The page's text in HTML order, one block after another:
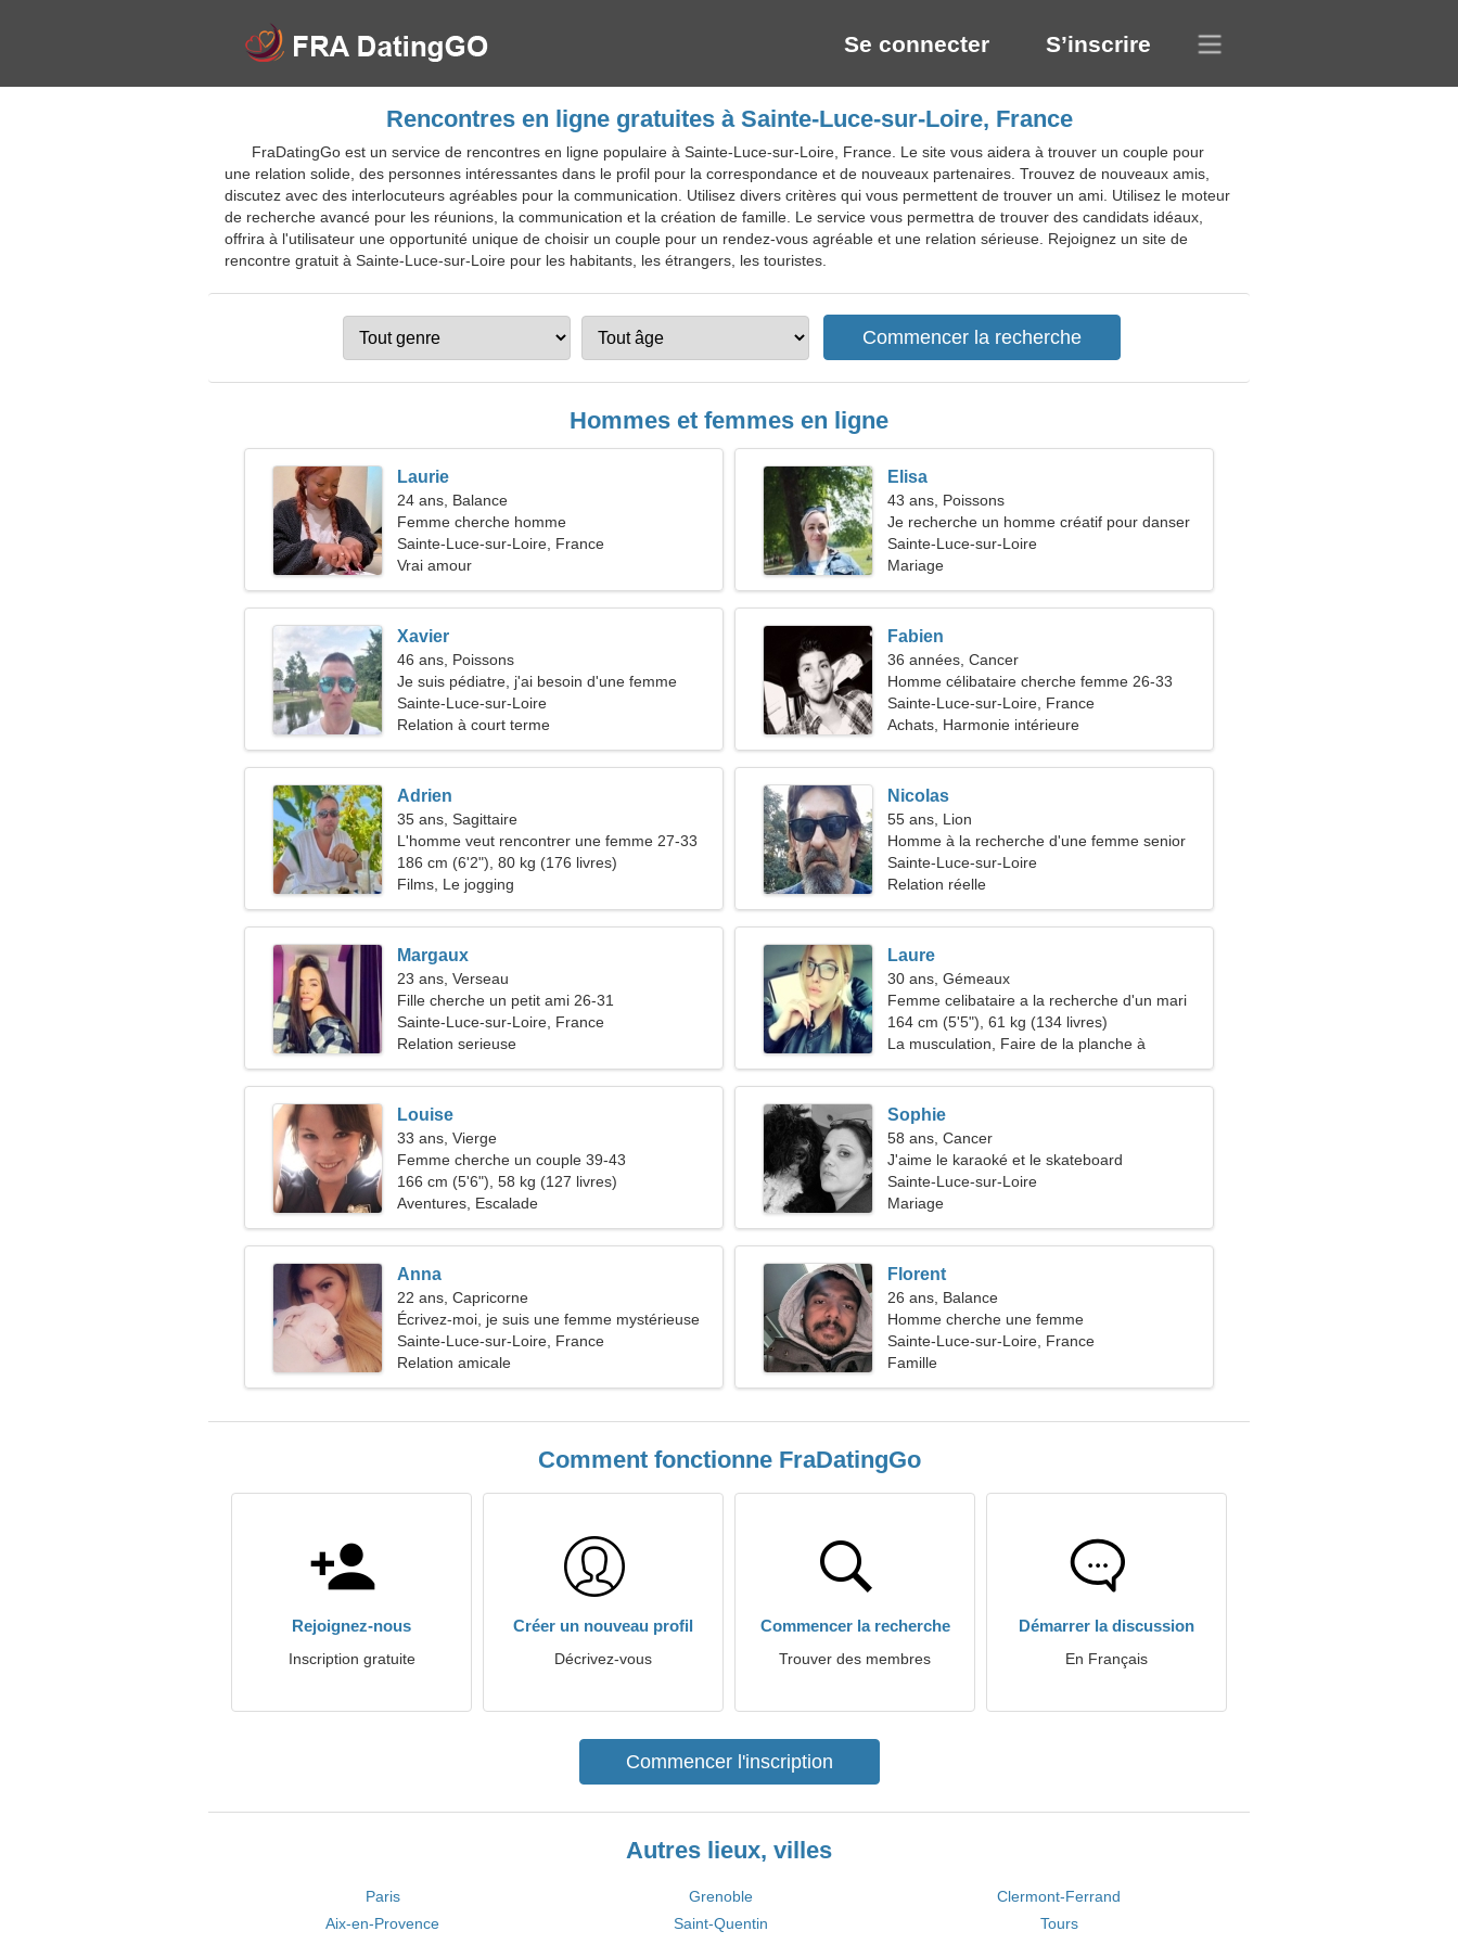
Se connecter S’inscrire
Rencontres en ligne gratuites à Sainte-Luce-sur-Loire, France
FraDatingGo est un service de rencontres en ligne populaire à Sainte-Luce-sur-Loire, France. Le site vous aidera à trouver un couple pour
une relation solide, des personnes intéressantes dans le profil pour la correspondance et de nouveaux partenaires. Trouvez de nouveaux amis,
discutez avec des interlocuteurs agréables pour la communication. Utilisez divers critères qui vous permettent de trouver un ami. Utilisez le moteur
de recherche avancé pour les réunions, la communication et la création de famille. Le service vous permettra de trouver des candidats idéaux,
offrira à l'utilisateur une opportunité unique de choisir un couple pour un rendez-vous agréable et une relation sérieuse. Rejoignez un site de
rencontre gratuit à Sainte-Luce-sur-Loire pour les habitants, les étrangers, les touristes.
Hommes et femmes en ligne
Laurie
24 ans, Balance
Femme cherche homme
Sainte-Luce-sur-Loire, France
Vrai amour
Elisa
43 ans, Poissons
Je recherche un homme créatif pour danser
Sainte-Luce-sur-Loire
Mariage
Xavier
46 ans, Poissons
Je suis pédiatre, j'ai besoin d'une femme
joyeuse
Sainte-Luce-sur-Loire
Relation à court terme
Fabien
36 années, Cancer
Homme célibataire cherche femme 26-33
Sainte-Luce-sur-Loire, France
Achats, Harmonie intérieure
Adrien
35 ans, Sagittaire
L'homme veut rencontrer une femme 27-33
186 cm (6'2"), 80 kg (176 livres)
Films, Le jogging
Nicolas
55 ans, Lion
Homme à la recherche d'une femme senior
48-51
Sainte-Luce-sur-Loire
Relation réelle
Margaux
23 ans, Verseau
Fille cherche un petit ami 26-31
Sainte-Luce-sur-Loire, France
Relation serieuse
Laure
30 ans, Gémeaux
Femme celibataire a la recherche d'un mari
164 cm (5'5"), 61 kg (134 livres)
La musculation, Faire de la planche à
roulettes
Louise
33 ans, Vierge
Femme cherche un couple 39-43
166 cm (5'6"), 58 kg (127 livres)
Aventures, Escalade
Sophie
58 ans, Cancer
J'aime le karaoké et le skateboard
Sainte-Luce-sur-Loire
Mariage
Anna
22 ans, Capricorne
Écrivez-moi, je suis une femme mystérieuse
Sainte-Luce-sur-Loire, France
Relation amicale
Florent
26 ans, Balance
Homme cherche une femme
Sainte-Luce-sur-Loire, France
Famille
Comment fonctionne FraDatingGo
Rejoignez-nous
Inscription gratuite
Créer un nouveau profil
Décrivez-vous
Commencer la recherche
Trouver des membres
Démarrer la discussion
En Français
Commencer l'inscription
Autres lieux, villes
Paris Grenoble
Clermont-Ferrand
Aix-en-Provence
Saint-Quentin
Tours